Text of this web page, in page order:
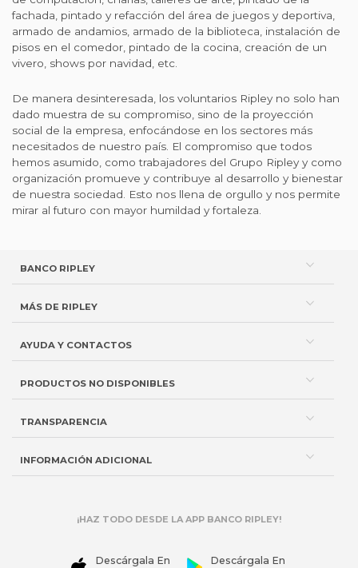
fachada, pintado y refacción del área de juegos y deportiva,
armado de andamios, armado de la biblioteca, instalación de
pisos en el comedor, pintado de la cocina, creación de un
vivero, shows por navidad, etc.
De manera desinteresada, los voluntarios Ripley no solo han
dado muestra de su compromiso, sino de la proyección
social de la empresa, enfocándose en los sectores más
necesitados de nuestro país. El compromiso que todos
hemos asumido, como trabajadores del Grupo Ripley y como
organización promueve y contribuye al desarrollo y bienestar
de nuestra sociedad. Esto nos llena de orgullo y nos permite
mirar al futuro con mayor humildad y fortaleza.
BANCO RIPLEY
MÁS DE RIPLEY
AYUDA Y CONTACTOS
PRODUCTOS NO DISPONIBLES
TRANSPARENCIA
INFORMACIÓN ADICIONAL
¡HAZ TODO DESDE LA APP BANCO RIPLEY!
Descárgala En Descárgala En